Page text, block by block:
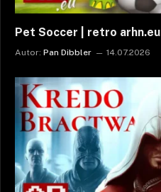
Pet Soccer | retro arhn.eu
Autor: Pan Dibbler 14.07.2026